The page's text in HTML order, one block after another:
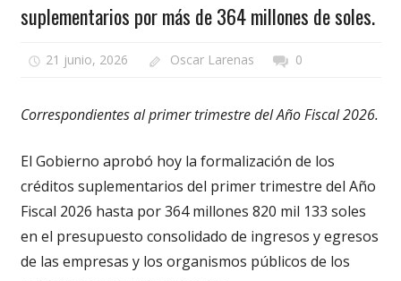
suplementarios por más de 364 millones de soles.
21 junio, 2026 Oscar Larenas 0
Correspondientes al primer trimestre del Año Fiscal 2026.
El Gobierno aprobó hoy la formalización de los
créditos suplementarios del primer trimestre del Año
Fiscal 2026 hasta por 364 millones 820 mil 133 soles
en el presupuesto consolidado de ingresos y egresos
de las empresas y los organismos públicos de los